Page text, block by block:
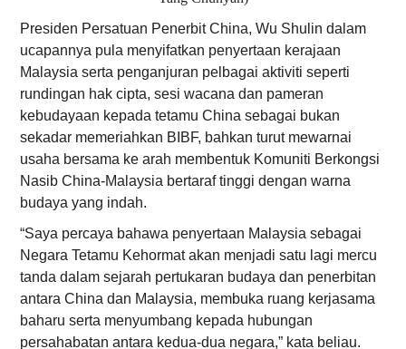
Presiden Persatuan Penerbit China, Wu Shulin dalam
ucapannya pula menyifatkan penyertaan kerajaan
Malaysia serta penganjuran pelbagai aktiviti seperti
rundingan hak cipta, sesi wacana dan pameran
kebudayaan kepada tetamu China sebagai bukan
sekadar memeriahkan BIBF, bahkan turut mewarnai
usaha bersama ke arah membentuk Komuniti Berkongsi
Nasib China-Malaysia bertaraf tinggi dengan warna
budaya yang indah.
“Saya percaya bahawa penyertaan Malaysia sebagai
Negara Tetamu Kehormat akan menjadi satu lagi mercu
tanda dalam sejarah pertukaran budaya dan penerbitan
antara China dan Malaysia, membuka ruang kerjasama
baharu serta menyumbang kepada hubungan
persahabatan antara kedua-dua negara,” kata beliau.